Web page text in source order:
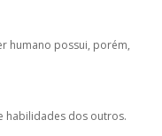
humano possui, porém,
habilidades dos outros.